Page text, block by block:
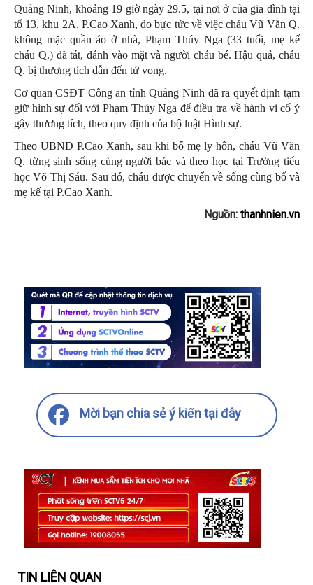
Quảng Ninh, khoảng 19 giờ ngày 29.5, tại nơi ở của gia đình tại
tổ 13, khu 2A, P.Cao Xanh, do bực tức về việc cháu Vũ Văn Q.
không mặc quần áo ở nhà, Phạm Thúy Nga (33 tuổi, mẹ kế
cháu Q.) đã tát, đánh vào mặt và người cháu bé. Hậu quả, cháu
Q. bị thương tích dẫn đến tử vong.
Cơ quan CSĐT Công an tỉnh Quảng Ninh đã ra quyết định tạm
giữ hình sự đối với Phạm Thúy Nga để điều tra về hành vi cố ý
gây thương tích, theo quy định của bộ luật Hình sự.
Theo UBND P.Cao Xanh, sau khi bố mẹ ly hôn, cháu Vũ Văn
Q. từng sinh sống cùng người bác và theo học tại Trường tiểu
học Võ Thị Sáu. Sau đó, cháu được chuyển về sống cùng bố và
mẹ kế tại P.Cao Xanh.
Nguồn: thanhnien.vn
Mời bạn chia sẻ ý kiến tại đây
TIN LIÊN QUAN